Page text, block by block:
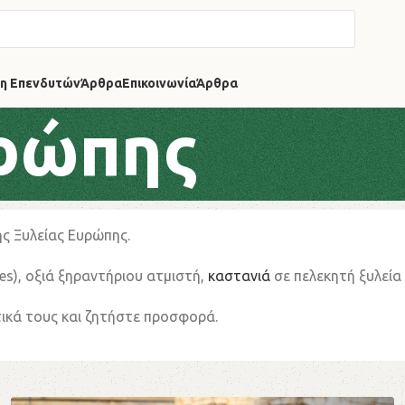
ΕπενδυτώνΆρθραΕπικοινωνίαΆρθρα
Ξυλείας Ευρώπης.
), οξιά ξηραντήριου ατμιστή, καστανιά σε πελεκητή ξυλεία
τους και ζητήστε προσφορά.